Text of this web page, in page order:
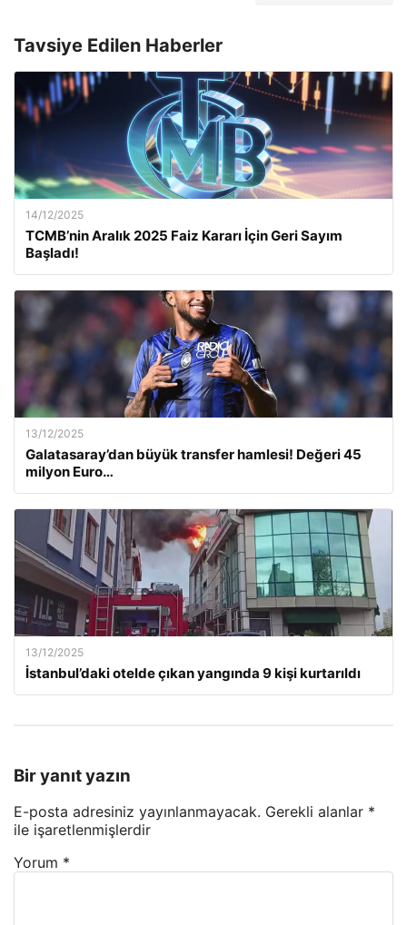
Tavsiye Edilen Haberler
14/12/2025
TCMB’nin Aralık 2025 Faiz Kararı İçin Geri Sayım
Başladı!
13/12/2025
Galatasaray’dan büyük transfer hamlesi! Değeri 45
milyon Euro…
13/12/2025
İstanbul’daki otelde çıkan yangında 9 kişi kurtarıldı
Bir yanıt yazın
E-posta adresiniz yayınlanmayacak. Gerekli alanlar *
ile işaretlenmişlerdir
Yorum *